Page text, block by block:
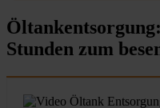
Stunden zum